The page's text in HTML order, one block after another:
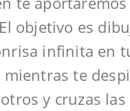
objetivo es
infinita en
te
y cruzas las